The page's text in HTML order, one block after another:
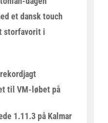
et dansk touch
storfavorit i
til VM-løbet på
1.11.3 på Kalmar